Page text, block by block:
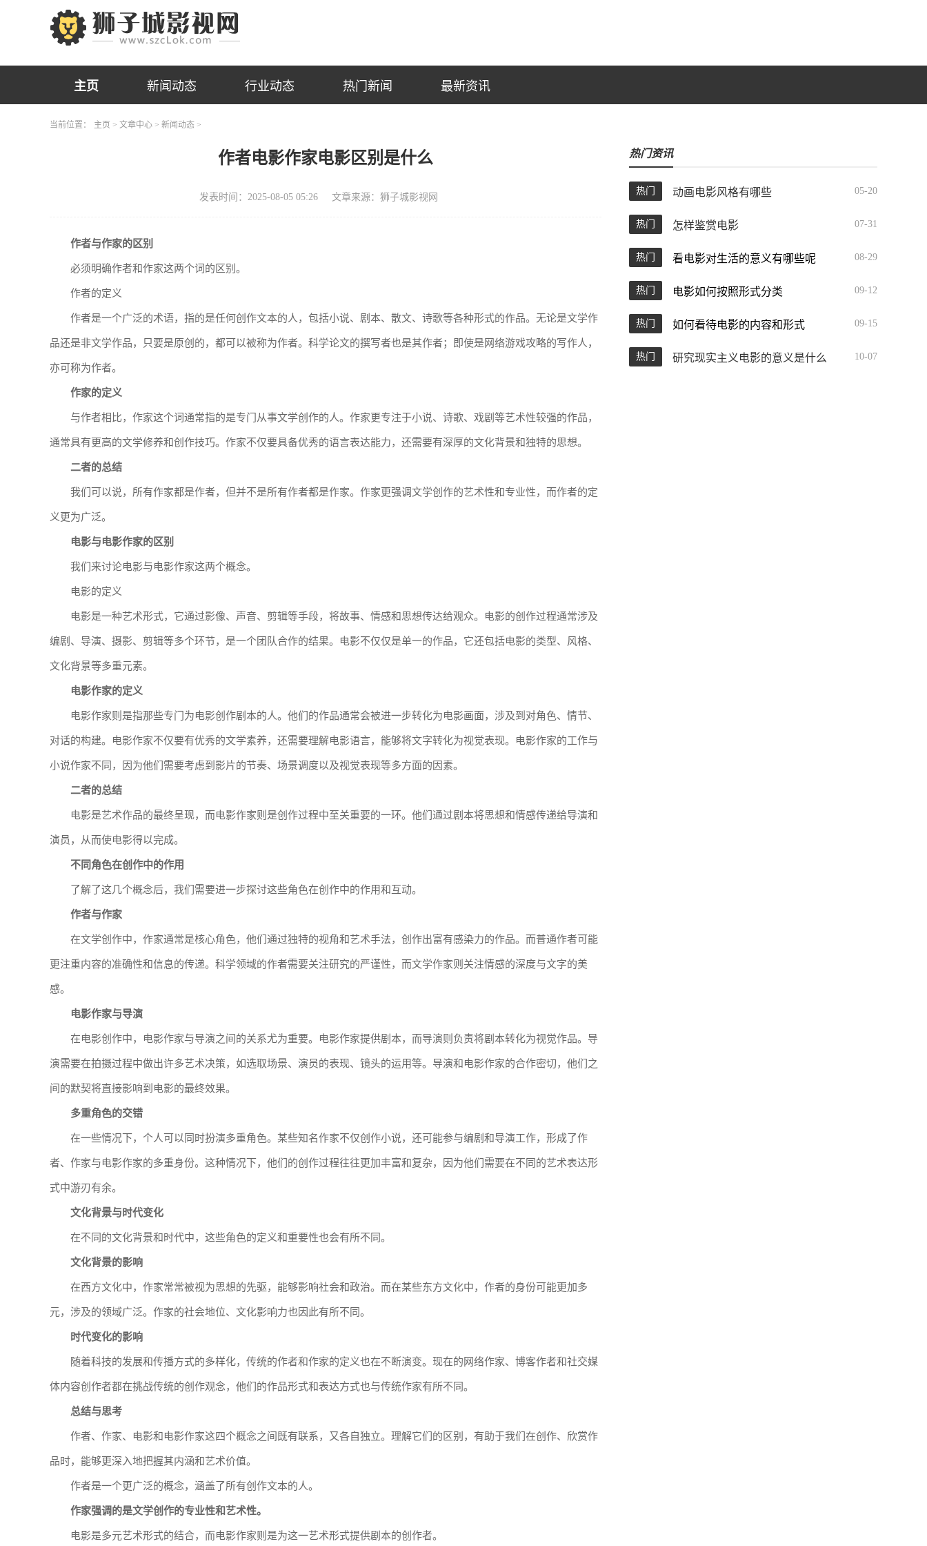
主页 新闻动态 行业动态 热门新闻 最新资讯
当前位置： 主页 > 文章中心 > 新闻动态 >
作者电影作家电影区别是什么
发表时间：2025-08-05 05:26 文章来源：狮子城影视网
作者与作家的区别
必须明确作者和作家这两个词的区别。
作者的定义
作者是一个广泛的术语，指的是任何创作文本的人，包括小说、剧本、散文、诗歌等各种形式的作品。无论是文学作
品还是非文学作品，只要是原创的，都可以被称为作者。科学论文的撰写者也是其作者；即使是网络游戏攻略的写作人，
亦可称为作者。
作家的定义
与作者相比，作家这个词通常指的是专门从事文学创作的人。作家更专注于小说、诗歌、戏剧等艺术性较强的作品，
通常具有更高的文学修养和创作技巧。作家不仅要具备优秀的语言表达能力，还需要有深厚的文化背景和独特的思想。
二者的总结
我们可以说，所有作家都是作者，但并不是所有作者都是作家。作家更强调文学创作的艺术性和专业性，而作者的定
义更为广泛。
电影与电影作家的区别
我们来讨论电影与电影作家这两个概念。
电影的定义
电影是一种艺术形式，它通过影像、声音、剪辑等手段，将故事、情感和思想传达给观众。电影的创作过程通常涉及
编剧、导演、摄影、剪辑等多个环节，是一个团队合作的结果。电影不仅仅是单一的作品，它还包括电影的类型、风格、
文化背景等多重元素。
电影作家的定义
电影作家则是指那些专门为电影创作剧本的人。他们的作品通常会被进一步转化为电影画面，涉及到对角色、情节、
对话的构建。电影作家不仅要有优秀的文学素养，还需要理解电影语言，能够将文字转化为视觉表现。电影作家的工作与
小说作家不同，因为他们需要考虑到影片的节奏、场景调度以及视觉表现等多方面的因素。
二者的总结
电影是艺术作品的最终呈现，而电影作家则是创作过程中至关重要的一环。他们通过剧本将思想和情感传递给导演和
演员，从而使电影得以完成。
不同角色在创作中的作用
了解了这几个概念后，我们需要进一步探讨这些角色在创作中的作用和互动。
作者与作家
在文学创作中，作家通常是核心角色，他们通过独特的视角和艺术手法，创作出富有感染力的作品。而普通作者可能
更注重内容的准确性和信息的传递。科学领域的作者需要关注研究的严谨性，而文学作家则关注情感的深度与文字的美
感。
电影作家与导演
在电影创作中，电影作家与导演之间的关系尤为重要。电影作家提供剧本，而导演则负责将剧本转化为视觉作品。导
演需要在拍摄过程中做出许多艺术决策，如选取场景、演员的表现、镜头的运用等。导演和电影作家的合作密切，他们之
间的默契将直接影响到电影的最终效果。
多重角色的交错
在一些情况下，个人可以同时扮演多重角色。某些知名作家不仅创作小说，还可能参与编剧和导演工作，形成了作
者、作家与电影作家的多重身份。这种情况下，他们的创作过程往往更加丰富和复杂，因为他们需要在不同的艺术表达形
式中游刃有余。
文化背景与时代变化
在不同的文化背景和时代中，这些角色的定义和重要性也会有所不同。
文化背景的影响
在西方文化中，作家常常被视为思想的先驱，能够影响社会和政治。而在某些东方文化中，作者的身份可能更加多
元，涉及的领域广泛。作家的社会地位、文化影响力也因此有所不同。
时代变化的影响
随着科技的发展和传播方式的多样化，传统的作者和作家的定义也在不断演变。现在的网络作家、博客作者和社交媒
体内容创作者都在挑战传统的创作观念，他们的作品形式和表达方式也与传统作家有所不同。
总结与思考
作者、作家、电影和电影作家这四个概念之间既有联系，又各自独立。理解它们的区别，有助于我们在创作、欣赏作
品时，能够更深入地把握其内涵和艺术价值。
作者是一个更广泛的概念，涵盖了所有创作文本的人。
作家强调的是文学创作的专业性和艺术性。
电影是多元艺术形式的结合，而电影作家则是为这一艺术形式提供剧本的创作者。
热门资讯
热门 动画电影风格有哪些 05-20
热门 怎样鉴赏电影 07-31
热门 看电影对生活的意义有哪些呢 08-29
热门 电影如何按照形式分类 09-12
热门 如何看待电影的内容和形式 09-15
热门 研究现实主义电影的意义是什么 10-07